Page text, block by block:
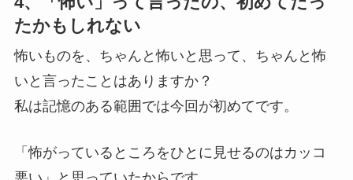
たかもしれない
怖いものを、ちゃんと怖いと思って、ちゃんと怖
いと言ったことはありますか？
私は記憶のある範囲では今回が初めてです。
「怖がっているところをひとに見せるのはカッコ